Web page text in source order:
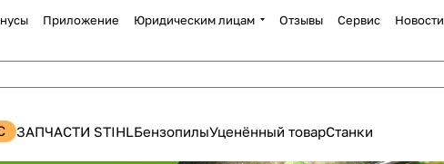
Приложение Юридическим лицам Отзывы Сервис Новости
ЗАПЧАСТИ STIHLБензопилыУценённый товарСтанки